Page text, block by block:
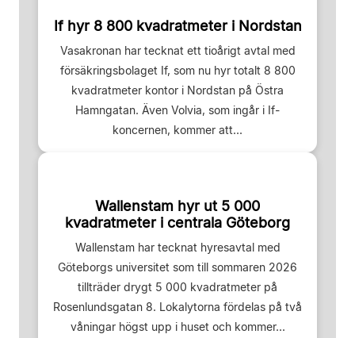
If hyr 8 800 kvadratmeter i Nordstan
Vasakronan har tecknat ett tioårigt avtal med
försäkringsbolaget If, som nu hyr totalt 8 800
kvadratmeter kontor i Nordstan på Östra
Hamngatan. Även Volvia, som ingår i If-
koncernen, kommer att...
Wallenstam hyr ut 5 000
kvadratmeter i centrala Göteborg
Wallenstam har tecknat hyresavtal med
Göteborgs universitet som till sommaren 2026
tillträder drygt 5 000 kvadratmeter på
Rosenlundsgatan 8. Lokalytorna fördelas på två
våningar högst upp i huset och kommer...